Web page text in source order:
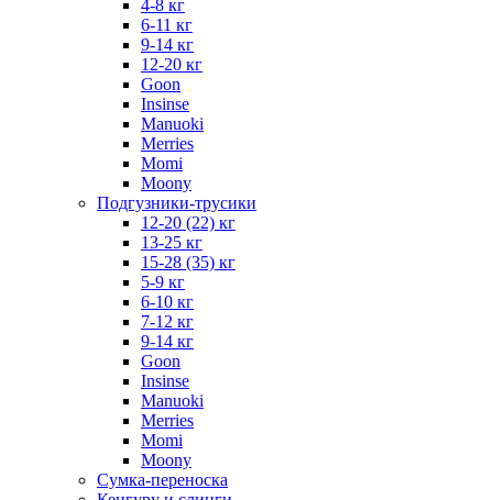
4-8 кг
6-11 кг
9-14 кг
12-20 кг
Goon
Insinse
Manuoki
Merries
Momi
Moony
Подгузники-трусики
12-20 (22) кг
13-25 кг
15-28 (35) кг
5-9 кг
6-10 кг
7-12 кг
9-14 кг
Goon
Insinse
Manuoki
Merries
Momi
Moony
Сумка-переноска